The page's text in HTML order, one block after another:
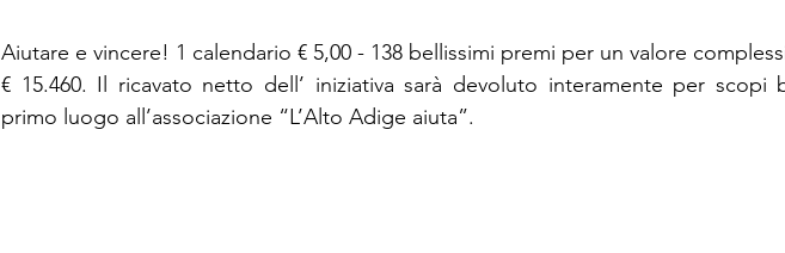
Aiutare e vincere! 1 calendario € 5,00 - 138 bellissimi premi per un valore
€ 15.460. Il ricavato netto dell’ iniziativa sarà devoluto interamente per scopi
primo luogo all’associazione “L’Alto Adige aiuta”.